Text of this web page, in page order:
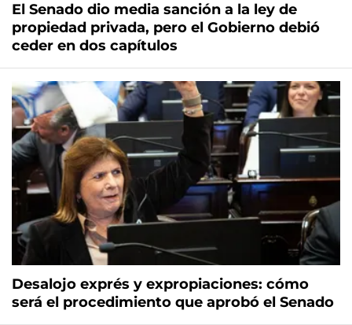
El Senado dio media sanción a la ley de
propiedad privada, pero el Gobierno debió
ceder en dos capítulos
Desalojo exprés y expropiaciones: cómo
será el procedimiento que aprobó el Senado